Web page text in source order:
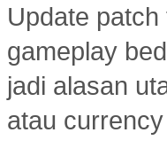
Update
gameplay
jadi alasan
atau